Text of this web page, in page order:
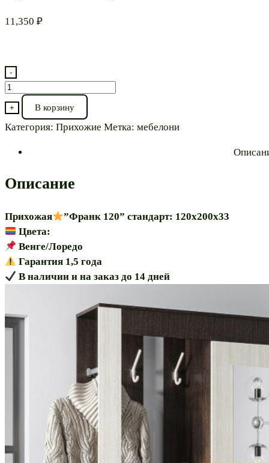
11,350 ₽
-
Количество
товара
Прихожая⭐”Франк
120”
+ В корзину
Категория: Прихожие Метка: мебелони
Описание
Прихожая
”Франк 120” стандарт: 120х200х33
Цвета:
Венге/Лоредо
Гарантия 1,5 года
В наличии и на заказ до 14 дней